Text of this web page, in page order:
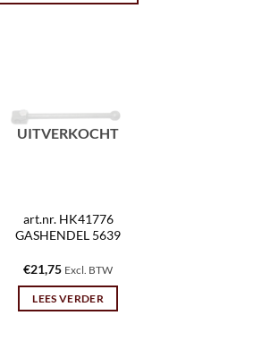
UITVERKOCHT
art.nr. HK41776
GASHENDEL 5639
€21,75 Excl. BTW
LEES VERDER